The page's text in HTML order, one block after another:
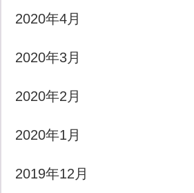
2020年4月
2020年3月
2020年2月
2020年1月
2019年12月